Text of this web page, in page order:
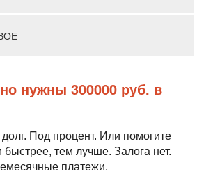
Под процент. Или помогите
тем лучше. Залога нет.
платежи.